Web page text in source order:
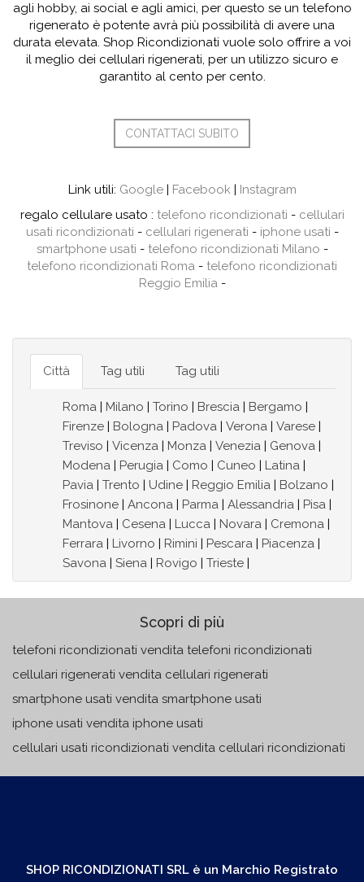
agli hobby, ai social e agli amici, per questo se un telefono
rigenerato è potente avrà più possibilità di avere una
durata elevata. Shop Ricondizionati vuole solo offrire a voi
il meglio dei cellulari rigenerati, per un utilizzo sicuro e
garantito al cento per cento.
CONTATTACI SUBITO
Link utili: Google| Facebook|
Instagram
regalo cellulare usato : telefono ricondizionati - cellulari
usati ricondizionati - cellulari rigenerati - iphone usati -
smartphone usati - telefono ricondizionati Milano -
telefono ricondizionati Roma - telefono ricondizionati
Reggio Emilia-
Città Tag utili Tag utili
Roma Milano Torino Brescia Bergamo
Firenze
Bologna Padova Verona Varese
Treviso
Vicenza Monza Venezia Genova
Modena
Perugia Como Cuneo Latina
Pavia
Trento Udine Reggio Emilia Bolzano
Frosinone
Ancona Parma Alessandria Pisa
Mantova
Cesena Lucca Novara Cremona
Ferrara
Livorno Rimini Pescara Piacenza
Savona
Siena Rovigo Trieste
Scopri di più
telefoni ricondizionati vendita telefoni ricondizionati
cellulari rigenerati vendita cellulari rigenerati
smartphone usati vendita smartphone usati
iphone usati vendita iphone usati
cellulari usati ricondizionati vendita cellulari ricondizionati
SHOP RICONDIZIONATI SRL è un Marchio Registrato